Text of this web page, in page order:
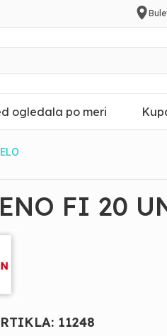
ogledala po meri
FI 20
11248